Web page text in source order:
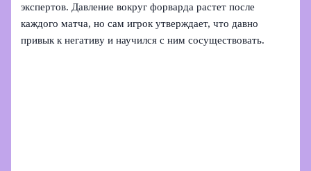
экспертов. Давление вокруг форварда растет после
каждого матча, но сам игрок утверждает, что давно
привык к негативу и научился с ним сосуществовать.